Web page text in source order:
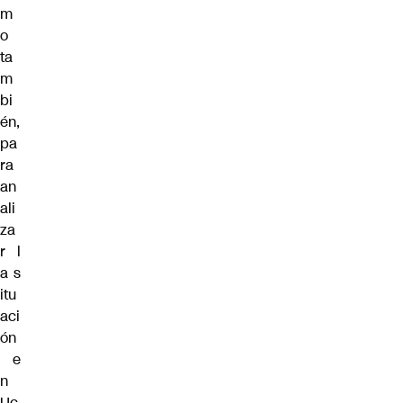
m
o
ta
m
bi
én,
pa
ra
an
ali
za
r l
a s
itu
aci
ón
e
n